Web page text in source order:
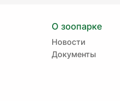
О зоопарке
Новости
Документы